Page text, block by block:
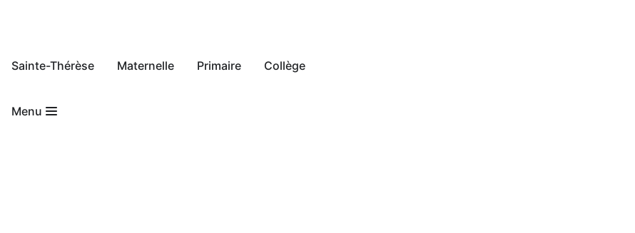
Sainte-Thérèse Maternelle Primaire Collège
Menu